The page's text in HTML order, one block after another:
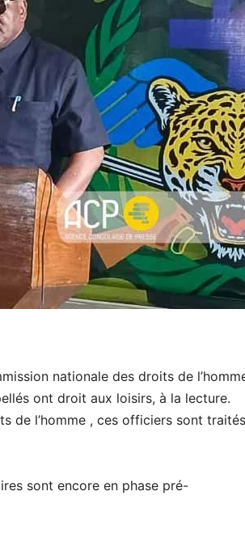
nationale des droits de
ont droit aux loisirs, à la lecture.
de l’homme , ces officiers sont traités
sont encore en phase pré-